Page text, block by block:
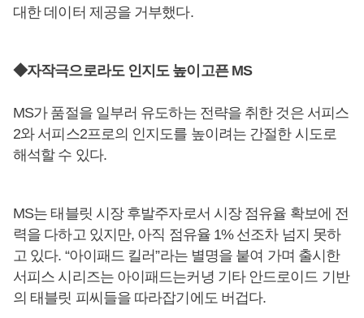
대한 데이터 제공을 거부했다.
◆자작극으로라도 인지도 높이고픈 MS
MS가 품절을 일부러 유도하는 전략을 취한 것은 서피스
2와 서피스2프로의 인지도를 높이려는 간절한 시도로
해석할 수 있다.
MS는 태블릿 시장 후발주자로서 시장 점유율 확보에 전
력을 다하고 있지만, 아직 점유율 1% 선조차 넘지 못하
고 있다. “아이패드 킬러”라는 별명을 붙여 가며 출시한
서피스 시리즈는 아이패드는커녕 기타 안드로이드 기반
의 태블릿 피씨들을 따라잡기에도 버겁다.